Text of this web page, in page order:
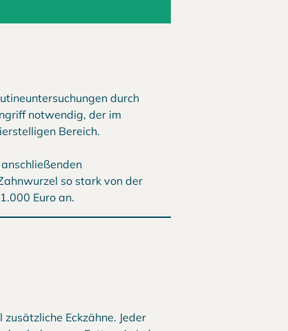
durch
notwendig, der im
Bereich.
so stark von der
Euro an.
Eckzähne. Jeder